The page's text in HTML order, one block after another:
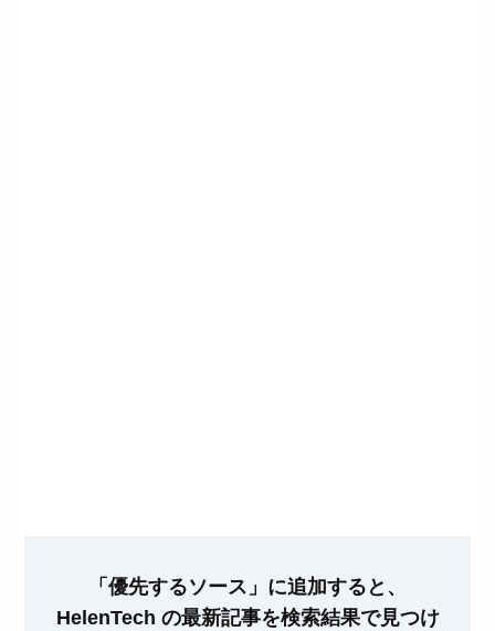
「優先するソース」に追加すると、
HelenTech の最新記事を検索結果で見つけ